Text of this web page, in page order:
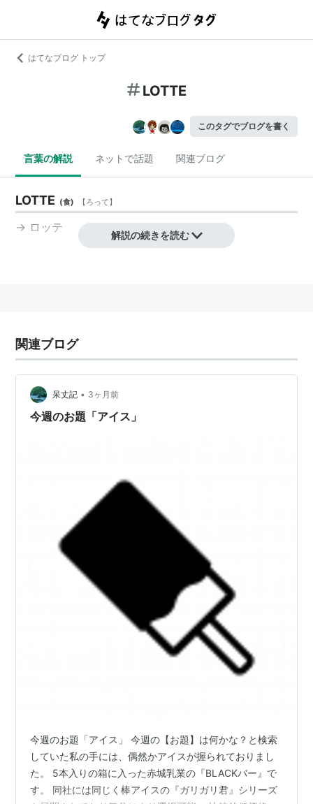
はてなブログ トップ
LOTTE
このタグでブログを書く
言葉の解説 ネットで話題 関連ブログ
LOTTE (食) 【ろって】
→ ロッテ
解説の続きを読む
関連ブログ
呆丈記 • 3ヶ月前
今週のお題「アイス」
今週のお題「アイス」 今週の【お題】は何かな？と検索
していた私の手には、偶然かアイスが握られておりまし
た。 5本入りの箱に入った赤城乳業の『BLACKバー』で
す。 同社には同じく棒アイスの『ガリガリ君』シリーズ